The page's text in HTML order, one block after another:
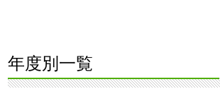
年度別一覧